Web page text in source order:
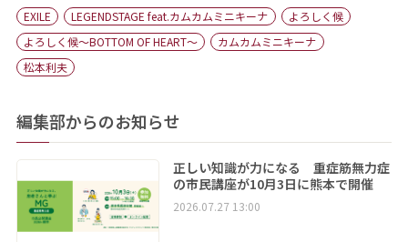
EXILE LEGENDSTAGE feat.カムカムミニキーナ
よろしく候
よろしく候～BOTTOM OF HEART～
カムカムミニキーナ
松本利夫
編集部からのお知らせ
正しい知識が力になる 重症筋無力症
の市民講座が10月3日に熊本で開催
2026.07.27 13:00